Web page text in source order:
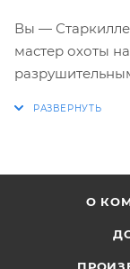
Вы —
мастер охоты
Nintendo Wii!
О